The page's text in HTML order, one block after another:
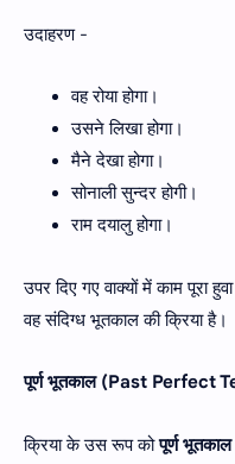
उदाहरण -
वह रोया होगा।
उसने लिखा होगा।
मैने देखा होगा।
सोनाली सुन्दर होगी।
राम दयालु होगा।
उपर दिए गए वाक्यों में काम पूरा
वह संदिग्ध भूतकाल की क्रिया है।
पूर्ण भूतकाल (Past Perfect
क्रिया के उस रूप कोपूर्ण भूतकाल